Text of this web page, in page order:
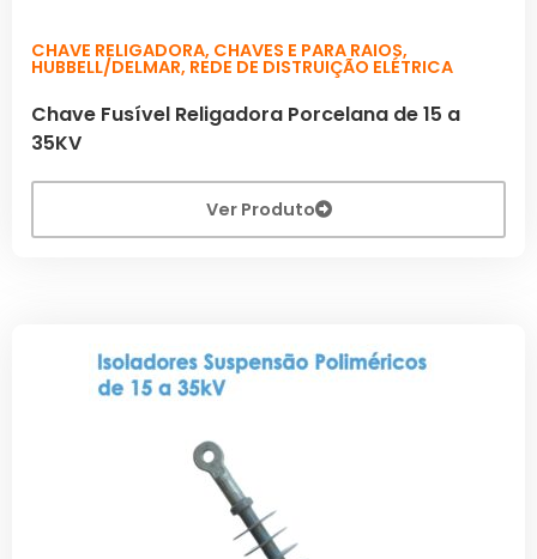
CHAVE RELIGADORA, CHAVES E PARA RAIOS,
HUBBELL/DELMAR, REDE DE DISTRUIÇÃO ELÉTRICA
Chave Fusível Religadora Porcelana de 15 a
35KV
Ver Produto